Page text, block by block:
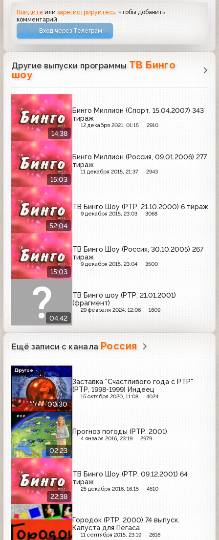
Войдите илизарегистрируйтесь , чтобы добавить
комментарий
Вход через Телеграм
Другие выпуски программы ТВ Бинго
шоу
14:38
Бинго Миллион (Спорт, 15.04.2007) 343
тираж
12 декабря 2021, 01:15 2910
15:03
Бинго Миллион (Россия, 09.01.2006) 277
тираж
11 декабря 2015, 21:37 2943
52:04
ТВ Бинго Шоу (РТР, 21.10.2000) 6 тираж
9 декабря 2015, 23:03 3068
15:03
ТВ Бинго Шоу (Россия, 30.10.2005) 267
тираж
9 декабря 2015, 23:04 3500
04:42
ТВ Бинго шоу (РТР, 21.01.2001)
(фрагмент)
29 февраля 2024, 12:06 1609
Ещё записи с канала Россия
00:30
Заставка "Счастливого года с РТР"
(РТР, 1998-1999) Индеец
15 октября 2020, 11:08 4024
Другое
02:23
Прогноз погоды (РТР, 2001)
4 января 2016, 23:19 2979
22:38
ТВ Бинго Шоу (РТР, 09.12.2001) 64
тираж
25 декабря 2016, 16:15 4510
Городок (РТР, 2000) 74 выпуск.
Капуста для Пегаса
11 сентября 2015, 23:19 2616